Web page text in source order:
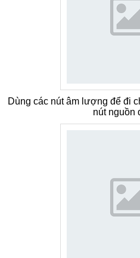
Dùng các nút âm lượng để đi
nút nguồn